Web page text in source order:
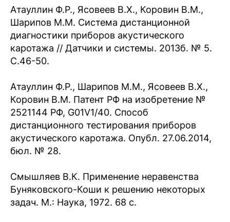
Атауллин Ф.Р., Ясовеев В.Х., Коровин В.М.,
Шарипов М.М. Система дистанционной
диагностики приборов акустического
каротажа // Датчики и системы. 2013б. № 5.
С.46-50.
Атауллин Ф.Р., Шарипов М.М., Ясовеев В.Х.,
Коровин В.М. Патент РФ на изобретение №
2521144 РФ, G01V1/40. Способ
дистанционного тестирования приборов
акустического каротажа. Опубл. 27.06.2014,
бюл. № 28.
Смышляев В.К. Применение неравенства
Буняковского-Коши к решению некоторых
задач. М.: Наука, 1972. 68 с.